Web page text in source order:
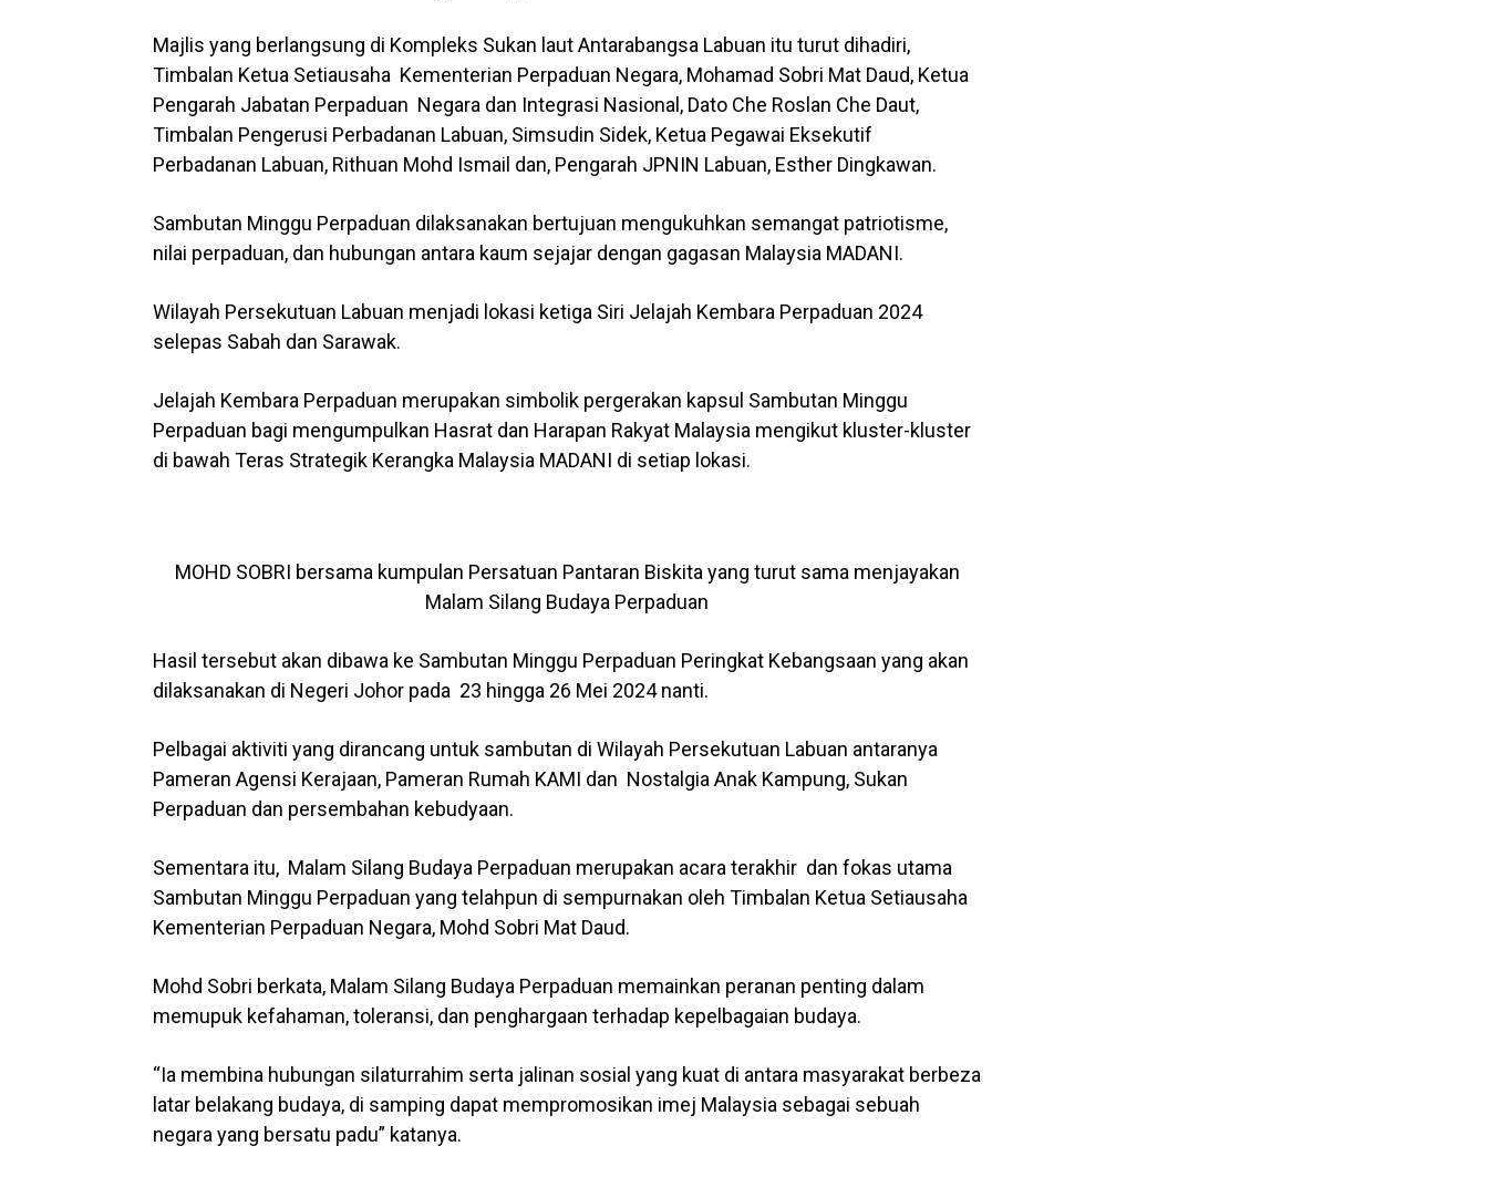
Majlis yang berlangsung di Kompleks Sukan laut Antarabangsa Labuan itu turut dihadiri,
Timbalan Ketua Setiausaha Kementerian Perpaduan Negara, Mohamad Sobri Mat Daud, Ketua
Pengarah Jabatan Perpaduan Negara dan Integrasi Nasional, Dato Che Roslan Che Daut,
Timbalan Pengerusi Perbadanan Labuan, Simsudin Sidek, Ketua Pegawai Eksekutif
Perbadanan Labuan, Rithuan Mohd Ismail dan, Pengarah JPNIN Labuan, Esther Dingkawan.
Sambutan Minggu Perpaduan dilaksanakan bertujuan mengukuhkan semangat patriotisme,
nilai perpaduan, dan hubungan antara kaum sejajar dengan gagasan Malaysia MADANI.
Wilayah Persekutuan Labuan menjadi lokasi ketiga Siri Jelajah Kembara Perpaduan 2024
selepas Sabah dan Sarawak.
Jelajah Kembara Perpaduan merupakan simbolik pergerakan kapsul Sambutan Minggu
Perpaduan bagi mengumpulkan Hasrat dan Harapan Rakyat Malaysia mengikut kluster-kluster
di bawah Teras Strategik Kerangka Malaysia MADANI di setiap lokasi.
MOHD SOBRI bersama kumpulan Persatuan Pantaran Biskita yang turut sama menjayakan
Malam Silang Budaya Perpaduan
Hasil tersebut akan dibawa ke Sambutan Minggu Perpaduan Peringkat Kebangsaan yang akan
dilaksanakan di Negeri Johor pada 23 hingga 26 Mei 2024 nanti.
Pelbagai aktiviti yang dirancang untuk sambutan di Wilayah Persekutuan Labuan antaranya
Pameran Agensi Kerajaan, Pameran Rumah KAMI dan Nostalgia Anak Kampung, Sukan
Perpaduan dan persembahan kebudyaan.
Sementara itu, Malam Silang Budaya Perpaduan merupakan acara terakhir dan fokas utama
Sambutan Minggu Perpaduan yang telahpun di sempurnakan oleh Timbalan Ketua Setiausaha
Kementerian Perpaduan Negara, Mohd Sobri Mat Daud.
Mohd Sobri berkata, Malam Silang Budaya Perpaduan memainkan peranan penting dalam
memupuk kefahaman, toleransi, dan penghargaan terhadap kepelbagaian budaya.
“Ia membina hubungan silaturrahim serta jalinan sosial yang kuat di antara masyarakat berbeza
latar belakang budaya, di samping dapat mempromosikan imej Malaysia sebagai sebuah
negara yang bersatu padu” katanya.